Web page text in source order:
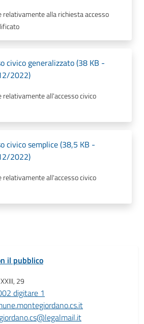
relativamente alla richiesta accesso
civico generalizzato (38 KB -
2022)
relativamente all'accesso civico
civico semplice (38,5 KB -
2022)
relativamente all'accesso civico
il pubblico
29
digitare 1